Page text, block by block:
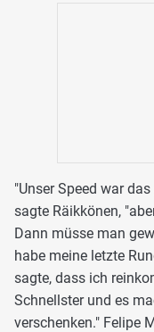
"Unser Speed war
sagte Räikkönen,
Dann müsse man
habe meine letzte
sagte, dass ich
Schnellster und es
verschenken." Felipe